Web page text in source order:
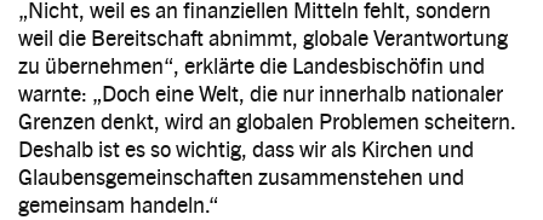
„Nicht, weil es an finanziellen Mitteln fehlt, sondern
weil die Bereitschaft abnimmt, globale Verantwortung
zu übernehmen“, erklärte die Landesbischöfin und
warnte: „Doch eine Welt, die nur innerhalb nationaler
Grenzen denkt, wird an globalen Problemen scheitern.
Deshalb ist es so wichtig, dass wir als Kirchen und
Glaubensgemeinschaften zusammenstehen und
gemeinsam handeln.“